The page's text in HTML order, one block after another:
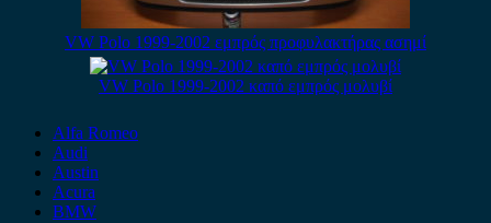
VW Polo 1999-2002 εμπρός προφυλακτήρας ασημί
VW Polo 1999-2002 καπό εμπρός μολυβί
Alfa Romeo
Audi
Austin
Acura
BMW